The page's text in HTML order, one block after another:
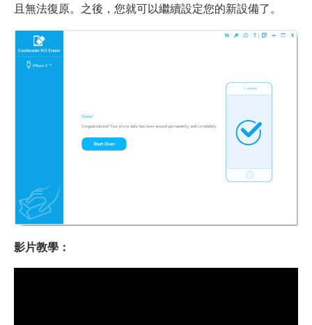
且無法復原。之後，您就可以繼續設定您的新設備了。
影片教學：